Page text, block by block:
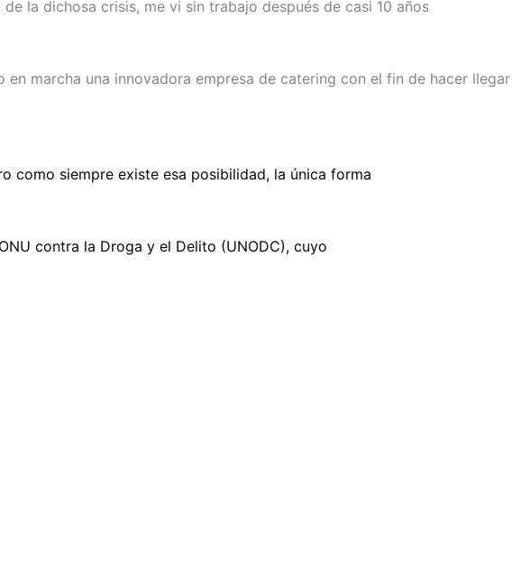
la dichosa crisis, me vi sin trabajo después de casi 10 años
marcha una innovadora empresa de catering con el fin de hacer llegar
como siempre existe esa posibilidad, la única forma
contra la Droga y el Delito (UNODC), cuyo